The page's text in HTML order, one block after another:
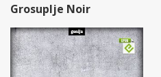
Grosuplje Noir